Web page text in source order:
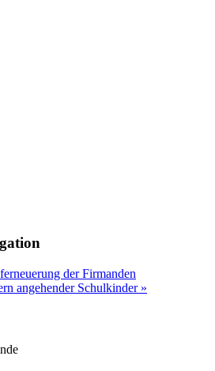
der Firmanden
angehender Schulkinder »